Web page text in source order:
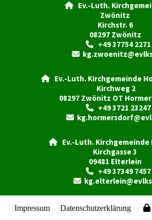

Ev.-Luth.
Zwönitz
Kirchstr. 6
08297 Zwönitz
+49 37754 2271

Ev.-Luth. Kirchgemeinde
Kirchweg 2
08297 Zwönitz OT
+49 3721 23247

Ev.-Luth. Kirchgemeinde
Kirchgasse 3
09481 Elterlein
+49 37349 7457

Impressum Datenschutzerklärung